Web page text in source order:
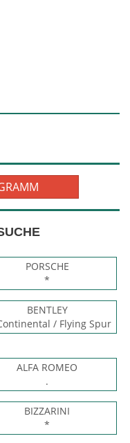
PORSCHE
*
BENTLEY
/ Flying Spur
ALFA ROMEO
.
BIZZARINI
*